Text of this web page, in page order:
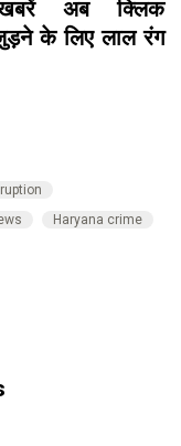
खबरें अब क्लिक
के लिए लाल रंग
Haryana crime